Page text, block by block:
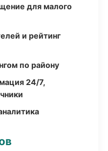
для малого
и рейтинг
по району
24/7,